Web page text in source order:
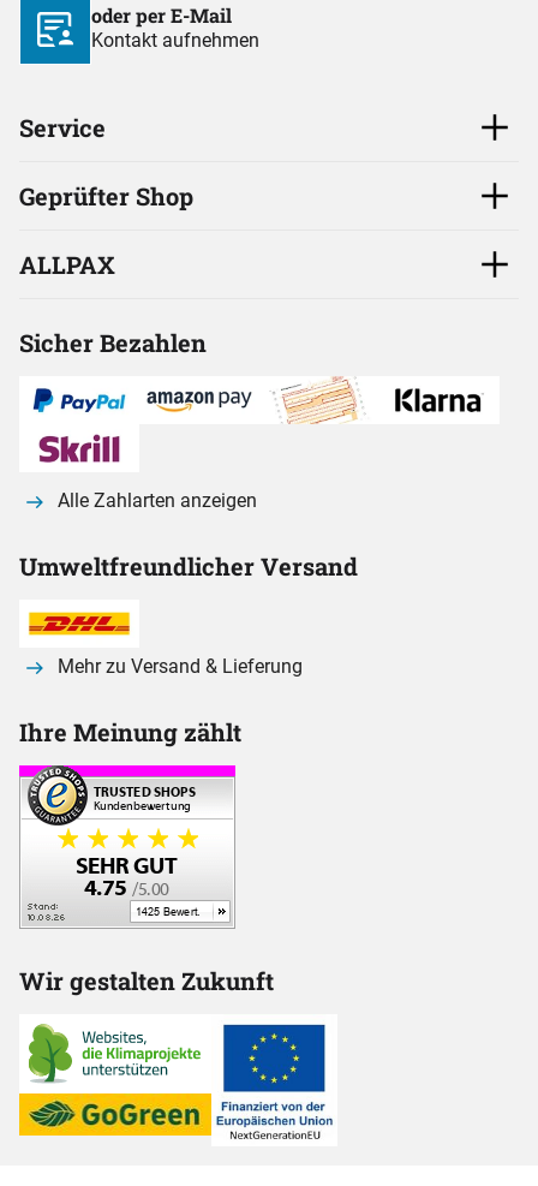
oder per E-Mail
Kontakt aufnehmen
Service
Geprüfter Shop
ALLPAX
Sicher Bezahlen
Alle Zahlarten anzeigen
Umweltfreundlicher Versand
Mehr zu Versand & Lieferung
Ihre Meinung zählt
Wir gestalten Zukunft